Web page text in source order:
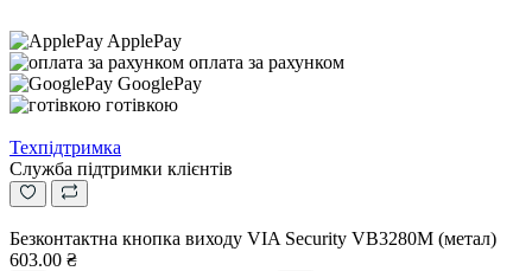
ApplePay
оплата за рахунком
GooglePay
готівкою
Техпідтримка
Служба підтримки клієнтів
Безконтактна кнопка виходу VIA Security VB3280M (метал)
603.00 ₴